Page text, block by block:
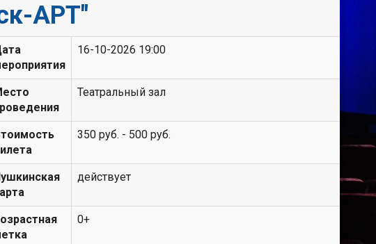
АРТ"
16-10-2026 19:00
Театральный зал
350 руб. - 500 руб.
действует
0+